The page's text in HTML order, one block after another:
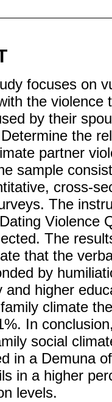
focuses on
the violence
by their
the
partner
sample
cross-
The
Violence
The
that the
by
and higher
climate
In
social
in a Demuna
in a higher
levels.